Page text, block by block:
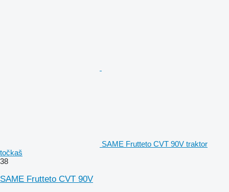
SAME Frutteto CVT 90V traktor
točkaš
38
SAME Frutteto CVT 90V